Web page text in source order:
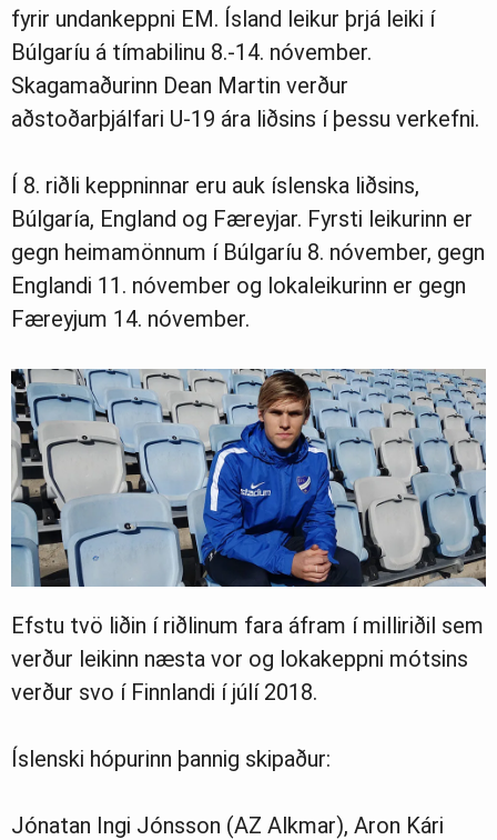
fyrir undankeppni EM. Ísland leikur þrjá leiki í
Búlgaríu á tímabilinu 8.-14. nóvember.
Skagamaðurinn Dean Martin verður
aðstoðarþjálfari U-19 ára liðsins í þessu verkefni.
Í 8. riðli keppninnar eru auk íslenska liðsins,
Búlgaría, England og Færeyjar. Fyrsti leikurinn er
gegn heimamönnum í Búlgaríu 8. nóvember, gegn
Englandi 11. nóvember og lokaleikurinn er gegn
Færeyjum 14. nóvember.
Efstu tvö liðin í riðlinum fara áfram í milliriðil sem
verður leikinn næsta vor og lokakeppni mótsins
verður svo í Finnlandi í júlí 2018.
Íslenski hópurinn þannig skipaður:
Jónatan Ingi Jónsson (AZ Alkmar), Aron Kári